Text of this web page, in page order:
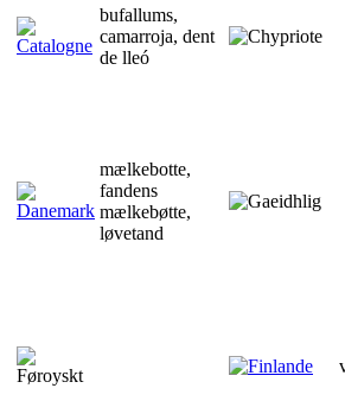
bufallums,
camarroja, dent
de lleó
mælkebotte,
fandens
mælkebøtte,
løvetand